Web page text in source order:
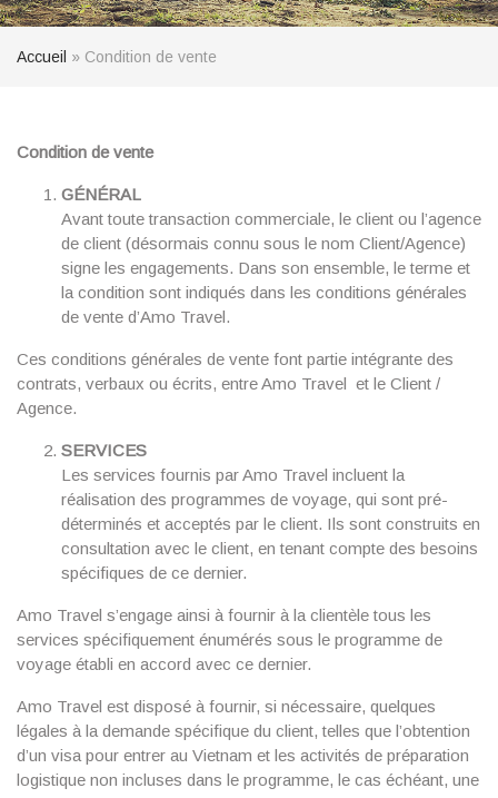
Accueil » Condition de vente
Condition de vente
GÉNÉRAL
Avant toute transaction commerciale, le client ou l’agence
de client (désormais connu sous le nom Client/Agence)
signe les engagements. Dans son ensemble, le terme et
la condition sont indiqués dans les conditions générales
de vente d’Amo Travel.
Ces conditions générales de vente font partie intégrante des
contrats, verbaux ou écrits, entre Amo Travel et le Client /
Agence.
SERVICES
Les services fournis par Amo Travel incluent la
réalisation des programmes de voyage, qui sont pré-
déterminés et acceptés par le client. Ils sont construits en
consultation avec le client, en tenant compte des besoins
spécifiques de ce dernier.
Amo Travel s’engage ainsi à fournir à la clientèle tous les
services spécifiquement énumérés sous le programme de
voyage établi en accord avec ce dernier.
Amo Travel est disposé à fournir, si nécessaire, quelques
légales à la demande spécifique du client, telles que l’obtention
d’un visa pour entrer au Vietnam et les activités de préparation
logistique non incluses dans le programme, le cas échéant, une